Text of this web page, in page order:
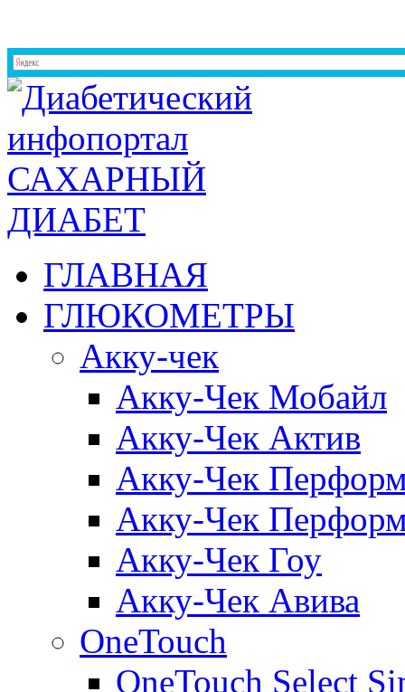
ГЛАВНАЯ
ГЛЮКОМЕТРЫ
Акку-чек
Акку-Чек Мобайл
Акку-Чек Актив
Акку-Чек
Акку-Чек
Акку-Чек Гоу
Акку-Чек Авива
OneTouch
OneTouch Select